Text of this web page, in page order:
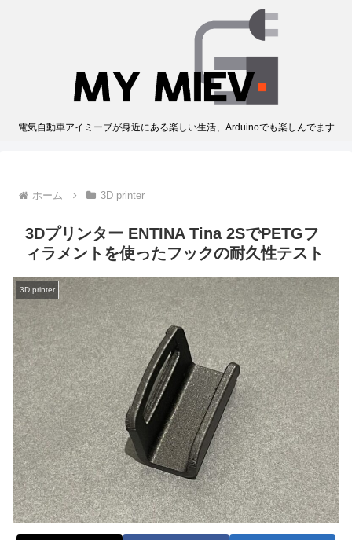
電気自動車アイミーブが身近にある楽しい生活、Arduinoでも楽しんでます
ホーム 3D printer
3Dプリンター ENTINA Tina 2SでPETGフ
ィラメントを使ったフックの耐久性テスト
3D printer